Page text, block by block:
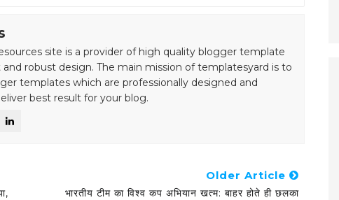
site is a provider of high quality blogger template
robust design. The main mission of templatesyard is to
templates which are professionally designed and
best result for your blog.
Older Article
भारतीय टीम का विश्व कप अभियान खत्म: बाहर होते ही छलका